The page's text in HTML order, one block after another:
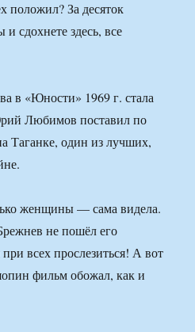
положил? За десяток
сдохнете здесь, все
в «Юности» 1969 г. стала
Любимов поставил по
Таганке, один из лучших,
женщины — сама видела.
не пошёл его
всех прослезиться! А вот
фильм обожал, как и